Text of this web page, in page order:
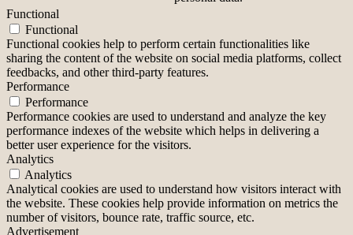
Functional
Functional
Functional cookies help to perform certain functionalities like
sharing the content of the website on social media platforms, collect
feedbacks, and other third-party features.
Performance
Performance
Performance cookies are used to understand and analyze the key
performance indexes of the website which helps in delivering a
better user experience for the visitors.
Analytics
Analytics
Analytical cookies are used to understand how visitors interact with
the website. These cookies help provide information on metrics the
number of visitors, bounce rate, traffic source, etc.
Advertisement